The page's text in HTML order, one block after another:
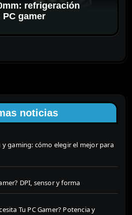
refrigeración
gamer
noticias
gaming: cómo elegir el mejor para
DPI, sensor y forma
Tu PC Gamer? Potencia y